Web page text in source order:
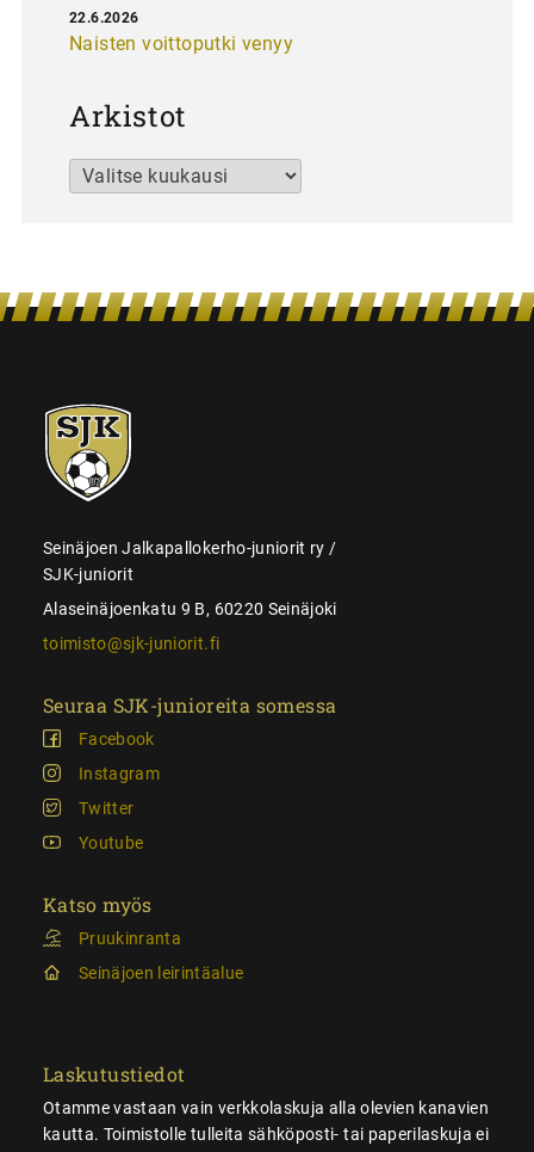
Naisten voittoputki venyy
22.6.2026
Arkistot
Arkistot
SJK-
juniorit
Seinäjoen Jalkapallokerho-juniorit ry /
SJK-juniorit
Alaseinäjoenkatu 9 B, 60220 Seinäjoki
toimisto@sjk-juniorit.fi
Seuraa SJK-junioreita somessa
Facebook
Instagram
Twitter
Youtube
Katso myös
Pruukinranta
Seinäjoen leirintäalue
Laskutustiedot
Otamme vastaan vain verkkolaskuja alla olevien kanavien
kautta. Toimistolle tulleita sähköposti- tai paperilaskuja ei